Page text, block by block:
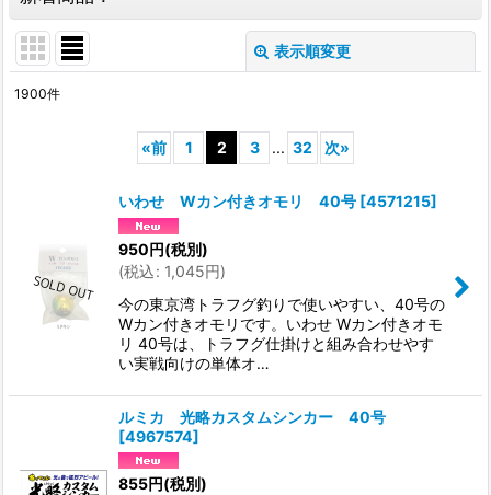
表示順変更
1900件
«前 1 2 3 ... 32 次»
いわせ Wカン付きオモリ 40号 [4571215]
950円(税別)
(税込: 1,045円)
今の東京湾トラフグ釣りで使いやすい、40号の
Wカン付きオモリです。いわせ Wカン付きオモ
リ 40号は、トラフグ仕掛けと組み合わせやす
い実戦向けの単体オ…
ルミカ 光略カスタムシンカー 40号
[4967574]
855円(税別)